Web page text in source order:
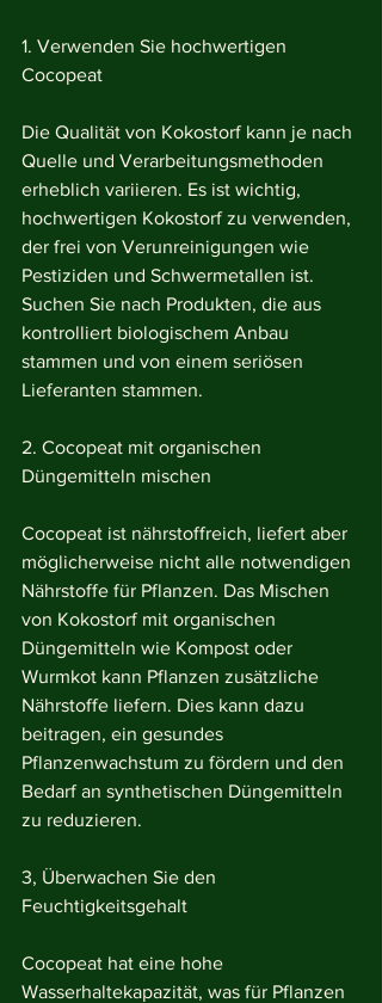
1. Verwenden Sie hochwertigen
Cocopeat
Die Qualität von Kokostorf kann je nach
Quelle und Verarbeitungsmethoden
erheblich variieren. Es ist wichtig,
hochwertigen Kokostorf zu verwenden,
der frei von Verunreinigungen wie
Pestiziden und Schwermetallen ist.
Suchen Sie nach Produkten, die aus
kontrolliert biologischem Anbau
stammen und von einem seriösen
Lieferanten stammen.
2. Cocopeat mit organischen
Düngemitteln mischen
Cocopeat ist nährstoffreich, liefert aber
möglicherweise nicht alle notwendigen
Nährstoffe für Pflanzen. Das Mischen
von Kokostorf mit organischen
Düngemitteln wie Kompost oder
Wurmkot kann Pflanzen zusätzliche
Nährstoffe liefern. Dies kann dazu
beitragen, ein gesundes
Pflanzenwachstum zu fördern und den
Bedarf an synthetischen Düngemitteln
zu reduzieren.
3, Überwachen Sie den
Feuchtigkeitsgehalt
Cocopeat hat eine hohe
Wasserhaltekapazität, was für Pflanzen